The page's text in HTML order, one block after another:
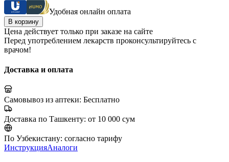
Удобная онлайн оплата
В корзину
Цена действует только при заказе на сайте
Перед употреблением лекарств проконсультируйтесь с
врачом!
Доставка и оплата
Самовывоз из аптеки: Бесплатно
Доставка по Ташкенту: от 10 000 сум
По Узбекистану: согласно тарифу
ИнструкцияАналоги